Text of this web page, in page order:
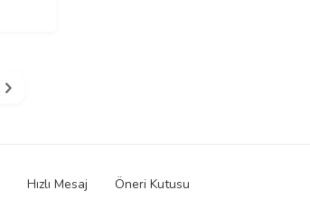
Hızlı Mesaj Öneri Kutusu